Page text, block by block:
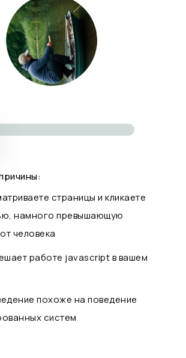
страницы и кликаете
намного превышающую
человека
работе javascript в вашем
похоже на поведение
систем